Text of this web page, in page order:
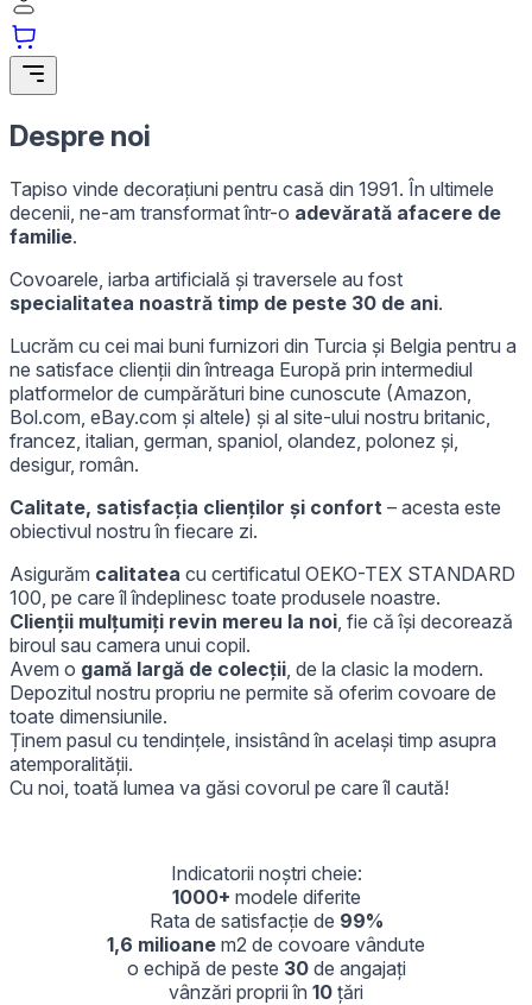
Despre noi
Tapiso vinde decorațiuni pentru casă din 1991. În ultimele
decenii, ne-am transformat într-o adevărată afacere de
familie.
Covoarele, iarba artificială și traversele au fost
specialitatea noastră timp de peste 30 de ani.
Lucrăm cu cei mai buni furnizori din Turcia și Belgia pentru a
ne satisface clienții din întreaga Europă prin intermediul
platformelor de cumpărături bine cunoscute (Amazon,
Bol.com, eBay.com și altele) și al site-ului nostru britanic,
francez, italian, german, spaniol, olandez, polonez și,
desigur, român.
Calitate, satisfacția clienților și confort – acesta este
obiectivul nostru în fiecare zi.
Asigurăm calitatea cu certificatul OEKO-TEX STANDARD
100, pe care îl îndeplinesc toate produsele noastre.
Clienții mulțumiți revin mereu la noi , fie că își decorează
biroul sau camera unui copil.
Avem o gamă largă de colecții , de la clasic la modern.
Depozitul nostru propriu ne permite să oferim covoare de
toate dimensiunile.
Ținem pasul cu tendințele, insistând în același timp asupra
atemporalității.
Cu noi, toată lumea va găsi covorul pe care îl caută!
Indicatorii noștri cheie:
1000+ modele diferite
Rata de satisfacție de 99%
1,6 milioane m2 de covoare vândute
o echipă de peste 30de angajați
vânzări proprii în 10 țări
Cookie-urile statistice ajută deținătorii de site-uri să înțeleagă cum se
comportă diferiți utilizatori pe site, prin colectarea și raportarea
informațiilor anonime.
Cookie-urile de marketing
Cookie-urile de marketing sunt utilizate pentru a urmări utilizatorii pe
site-uri web. Scopul este de a afișa reclame care sunt relevante și
anunțători de terță parte.
Cookie-urile neclasificate
Cookie-urile neclasificate sunt cookie-uri aflate în proces de
clasificare, împreună cu furnizorii fiecărei cookie.
Salvează preferințele mele